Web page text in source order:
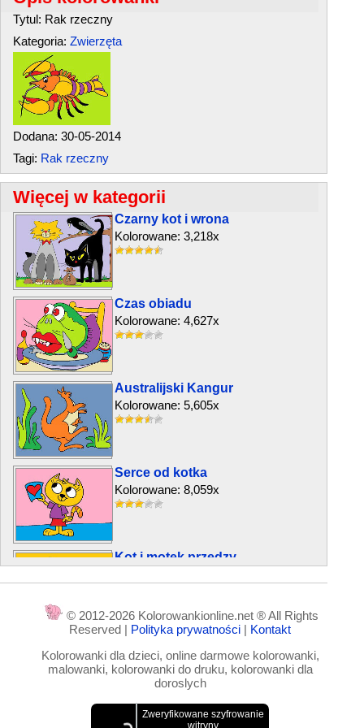
Tytul: Rak rzeczny
Kategoria: Zwierzęta
Dodana: 30-05-2014
Tagi: Rak rzeczny
Więcej w kategorii
Czarny kot i wrona
Kolorowane: 3,218x
Czas obiadu
Kolorowane: 4,627x
Australijski Kangur
Kolorowane: 5,605x
Serce od kotka
Kolorowane: 8,059x
Kot i motek przędzy
Kolorowane: 4,653x
© 2012-2026 Kolorowankionline.net ® All Rights
Reserved | Polityka prywatności | Kontakt
Kolorowanki dla dzieci, online darmowe kolorowanki,
malowanki, kolorowanki do druku, kolorowanki dla
doroslych